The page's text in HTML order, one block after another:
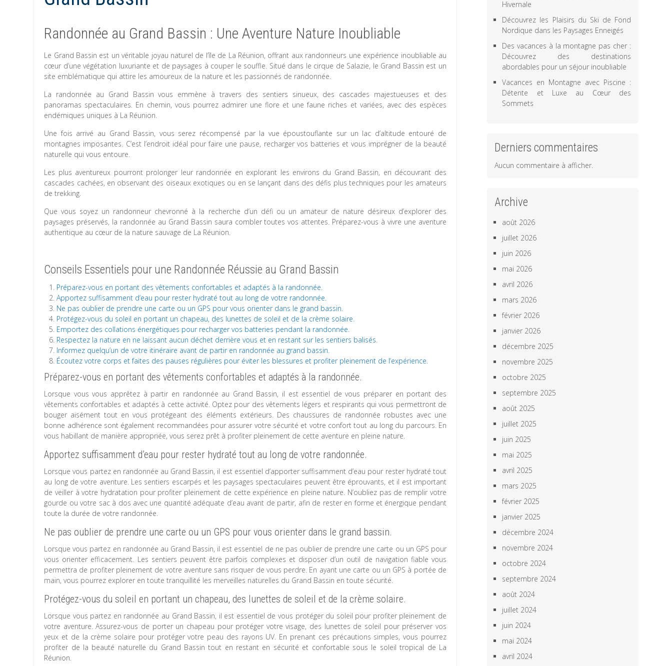
Randonnée au Grand Bassin : Une Aventure Nature Inoubliable
Le Grand Bassin est un véritable joyau naturel de l’île de La Réunion, offrant aux randonneurs une expérience inoubliable au
cœur d’une végétation luxuriante et de paysages à couper le souffle. Situé dans le cirque de Salazie, le Grand Bassin est un
site emblématique qui attire les amoureux de la nature et les passionnés de randonnée.
La randonnée au Grand Bassin vous emmène à travers des sentiers sinueux, des cascades majestueuses et des
panoramas spectaculaires. En chemin, vous pourrez admirer une flore et une faune riches et variées, avec des espèces
endémiques uniques à La Réunion.
Une fois arrivé au Grand Bassin, vous serez récompensé par la vue époustouflante sur un lac d’altitude entouré de
montagnes imposantes. C’est l’endroit idéal pour faire une pause, recharger vos batteries et vous imprégner de la beauté
naturelle qui vous entoure.
Les plus aventureux pourront prolonger leur randonnée en explorant les environs du Grand Bassin, en découvrant des
cascades cachées, en observant des oiseaux exotiques ou en se lançant dans des défis plus techniques pour les amateurs
de trekking.
Que vous soyez un randonneur chevronné à la recherche d’un défi ou un amateur de nature désireux d’explorer des
paysages préservés, la randonnée au Grand Bassin saura combler toutes vos attentes. Préparez-vous à vivre une aventure
authentique au cœur de la nature sauvage de La Réunion.
Conseils Essentiels pour une Randonnée Réussie au Grand Bassin
Préparez-vous en portant des vêtements confortables et adaptés à la randonnée.
Apportez suffisamment d’eau pour rester hydraté tout au long de votre randonnée.
Ne pas oublier de prendre une carte ou un GPS pour vous orienter dans le grand bassin.
Protégez-vous du soleil en portant un chapeau, des lunettes de soleil et de la crème solaire.
Emportez des collations énergétiques pour recharger vos batteries pendant la randonnée.
Respectez la nature en ne laissant aucun déchet derrière vous et en restant sur les sentiers balisés.
Informez quelqu’un de votre itinéraire avant de partir en randonnée au grand bassin.
Écoutez votre corps et faites des pauses régulières pour éviter les blessures et profiter pleinement de l’expérience.
Préparez-vous en portant des vêtements confortables et adaptés à la randonnée.
Lorsque vous vous apprêtez à partir en randonnée au Grand Bassin, il est essentiel de vous préparer en portant des
vêtements confortables et adaptés à cette activité. Optez pour des vêtements légers et respirants qui vous permettront de
bouger aisément tout en vous protégeant des éléments extérieurs. Des chaussures de randonnée robustes avec une
bonne adhérence sont également recommandées pour assurer votre sécurité et votre confort tout au long du parcours. En
vous habillant de manière appropriée, vous serez prêt à profiter pleinement de cette aventure en pleine nature.
Apportez suffisamment d’eau pour rester hydraté tout au long de votre randonnée.
Lorsque vous partez en randonnée au Grand Bassin, il est essentiel d’apporter suffisamment d’eau pour rester hydraté tout
au long de votre aventure. Les sentiers escarpés et les paysages spectaculaires peuvent être éprouvants, et il est important
de veiller à votre hydratation pour profiter pleinement de cette expérience en pleine nature. N’oubliez pas de remplir votre
gourde ou votre sac à dos avec une quantité adéquate d’eau avant de partir, afin de rester en forme et énergique pendant
toute la durée de votre randonnée.
Ne pas oublier de prendre une carte ou un GPS pour vous orienter dans le grand bassin.
Lorsque vous partez en randonnée au Grand Bassin, il est essentiel de ne pas oublier de prendre une carte ou un GPS pour
vous orienter efficacement. Les sentiers peuvent être parfois complexes et disposer d’un outil de navigation fiable vous
permettra de profiter pleinement de votre aventure sans risquer de vous perdre. En ayant une carte ou un GPS à portée de
main, vous pourrez explorer en toute tranquillité les merveilles naturelles du Grand Bassin en toute sécurité.
Protégez-vous du soleil en portant un chapeau, des lunettes de soleil et de la crème solaire.
Lorsque vous partez en randonnée au Grand Bassin, il est essentiel de vous protéger du soleil pour profiter pleinement de
votre aventure. Assurez-vous de porter un chapeau pour protéger votre visage, des lunettes de soleil pour préserver vos
yeux et de la crème solaire pour protéger votre peau des rayons UV. En prenant ces précautions simples, vous pourrez
profiter de la beauté naturelle du Grand Bassin tout en restant en sécurité et confortable sous le soleil tropical de La
Réunion.
Hivernale
Découvrez les Plaisirs du Ski de Fond
Nordique dans les Paysages Enneigés
Des vacances à la montagne pas cher :
Découvrez des destinations
abordables pour un séjour inoubliable
Vacances en Montagne avec Piscine :
Détente et Luxe au Cœur des
Sommets
Derniers commentaires
Aucun commentaire à afficher.
Archive
août 2026
juillet 2026
juin 2026
mai 2026
avril 2026
mars 2026
février 2026
janvier 2026
décembre 2025
novembre 2025
octobre 2025
septembre 2025
août 2025
juillet 2025
juin 2025
mai 2025
avril 2025
mars 2025
février 2025
janvier 2025
décembre 2024
novembre 2024
octobre 2024
septembre 2024
août 2024
juillet 2024
juin 2024
mai 2024
avril 2024